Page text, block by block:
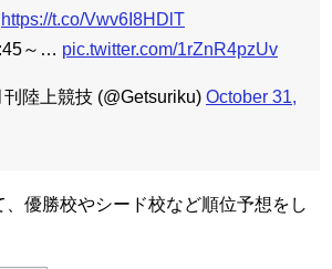
https://t.co/Vwv6I8HDlT
～… pic.twitter.com/1rZnR4pzUv
陸上競技 (@Getsuriku) October 31,
優勝校やシード校など順位予想をし